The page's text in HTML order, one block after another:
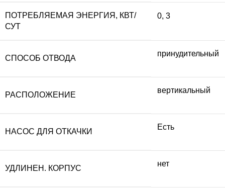
ПОТРЕБЛЯЕМАЯ ЭНЕРГИЯ, КВТ/
СУТ
0, 3
СПОСОБ ОТВОДА
принудительный
РАСПОЛОЖЕНИЕ
вертикальный
НАСОС ДЛЯ ОТКАЧКИ
Есть
УДЛИНЕН. КОРПУС
нет